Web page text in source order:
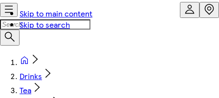
Skip to main content
Skip to search
Drinks
Tea